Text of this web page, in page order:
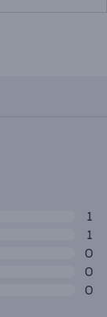
1
1
0
0
0